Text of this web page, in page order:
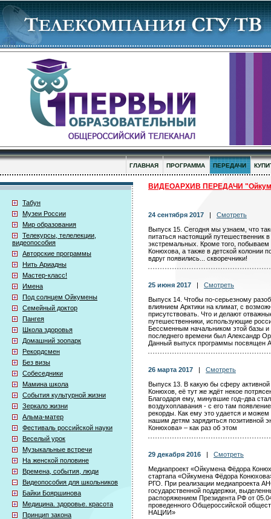
ГЛАВНАЯ ПРОГРАММА ПЕРЕДАЧИ
Табун
Музеи России
Мир образования
Телекурсы, телелекции,
видеопособия
Авторские программы
Нить Ариадны
Мастер-класс!
Имена
Под солнцем Ойкумены
Семейный доктор
Пангея
Школа здоровья
Домашний зоопарк
Рекордсмен
Без визы
Собеседники
Мамина школа
События культурной жизни
Зеркало жизни
Альма-матер
Фестиваль российской науки
Веселый урок
Музыкальные встречи
На женской половине
Времена, события, люди
Видеопособия для школьников
Байки Бояршинова
Медицина. здоровье. красота
Принцип закона
ВИДЕОАРХИВ ПЕРЕДАЧИ
24 сентября 2017
Смотреть
Выпуск 15. Сегодня мы узнаем, что
питаться настоящий путешественник
экстремальных. Кроме того,
Конюхова, а также в детской колонии
вдруг появились... скворечники!
25 июня 2017
Смотреть
Выпуск 14. Чтобы по-серьезному
влиянием Арктики на климат, с
присутствовать. Что и делают
путешественники, использующие
Бессменным начальником этой базы
последнего времени был Александр
Данный выпуск программы посвящен
26 марта 2017
Смотреть
Выпуск 13. В какую бы сферу
Конюхов, её тут же ждёт некое
Благодаря ему, минувшие год–два
воздухоплавания - с его там
рекорды. Как ему это удается и
нашим детям зарядиться позитивной
Конюхова» – как раз об этом
29 декабря 2016
Смотреть
Медиапроект «Ойкумена Фёдора
стартапа «Ойкумена Фёдора
РГО. При реализации медиапроекта
государственной поддержки,
распоряжением Президента РФ от
проведенного Общероссийской
НАЦИИ»